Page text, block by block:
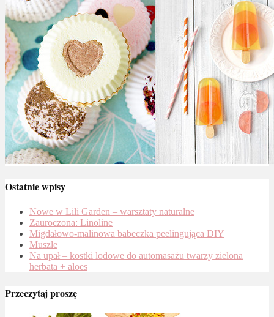
Ostatnie wpisy
Nowe w Lili Garden – warsztaty naturalne
Zauroczona: Linoline
Migdałowo-malinowa babeczka peelingująca DIY
Muszle
Na upał – kostki lodowe do automasażu twarzy zielona
herbata + aloes
Przeczytaj proszę